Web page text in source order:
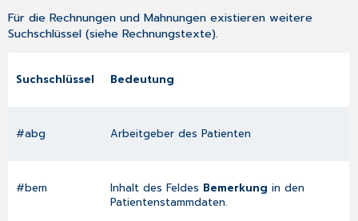
Für die Rechnungen und Mahnungen existieren weitere
Suchschlüssel (sieheRechnungstexte).
Suchschlüssel Bedeutung
#abg Arbeitgeber des Patienten
#bem Inhalt des Feldes Bemerkung in den
Patientenstammdaten.